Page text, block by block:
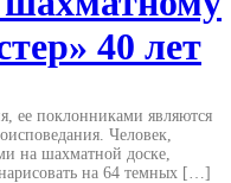
40 лет
ее поклонниками являются
Человек,
на шахматной доске,
на 64 темных […]